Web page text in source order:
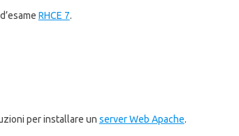
RHCE 7.
per installare un server Web Apache.